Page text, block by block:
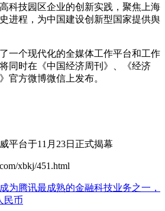
科技园区企业的创新实践，聚焦上海
进程，为中国建设创新型国家提供舆
一个现代化的全媒体工作平台和工作
同时在《中国经济周刊》、《经济
官方微博微信上发布。
平台于11月23日正式揭幕
xbkj/451.html
为腾讯最成熟的金融科技业务之一，
民币